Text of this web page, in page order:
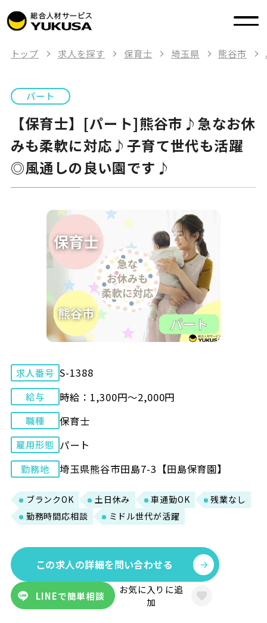
トップ 求人を探す 保育士 埼玉県 熊谷市
パート
【保育士】[パート]熊谷市♪急なお休
みも柔軟に対応♪子育て世代も活躍
◎風通しの良い園です♪
求人番号 S-1388
給与 時給：1,300円～2,000円
職種 保育士
雇用形態 パート
勤務地 埼玉県熊谷市田島7-3【田島保育園】
ブランクOK 土日休み 車通勤OK
残業なし
勤務時間応相談
ミドル世代が活躍
この求人の詳細を問い合わせる
LINEで簡単相談
お気に入りに追
加